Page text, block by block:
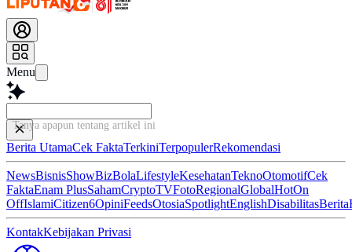
Menu
Tanya apapun tentang art
Berita UtamaCek FaktaTerkiniTerpopulerRekomendasi
NewsBisnisShowBizBolaLifestyleKesehatanTeknoOtomotifCek
FaktaEnam PlusSahamCryptoTVFotoRegionalGlobalHotOn
OffIslamiCitizen6OpiniFeedsOtosiaSpotlightEnglishDisabilitasBerita
KontakKebijakan Privasi